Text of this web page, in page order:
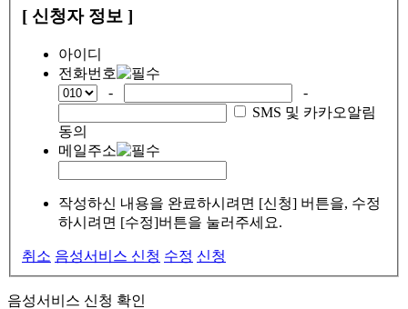
[ 신청자 정보 ]
아이디
전화번호
-
-
SMS 및 카카오알림
동의
메일주소
작성하신 내용을 완료하시려면 [신청] 버튼을, 수정
하시려면 [수정]버튼을 눌러주세요.
취소 음성서비스 신청 수정 신청
음성서비스 신청 확인